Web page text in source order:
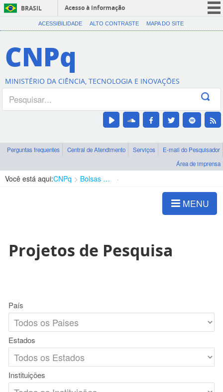
BRASIL
Acesso à informação
CORONAVÍRUS (COVID-19)
Canais
ACESSIBILIDADE ALTO CONTRASTE MAPA DO SITE
CNPq
MINISTÉRIO DA CIÊNCIA, TECNOLOGIA E INOVAÇÕES
Perguntas frequentes Central de Atendimento Serviços
E-mail do Pesquisador
Área de imprensa
Você está aqui:CNPq Bolsas e Auxílios Vigentes
MENU
Projetos de Pesquisa
País
Estados
Instituições